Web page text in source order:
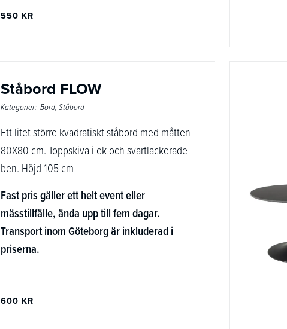
550 KR
Ståbord FLOW
Kategorier: Bord Ståbord
Ett litet större kvadratiskt ståbord med måtten
80X80 cm. Toppskiva i ek och svartlackerade
ben. Höjd 105 cm
Fast pris gäller ett helt event eller
mässtillfälle, ända upp till fem dagar.
Transport inom Göteborg är inkluderad i
priserna.
600 KR